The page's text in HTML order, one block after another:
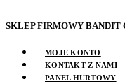
SKLEP FIRMOWY BANDIT
MOJE KONTO
KONTAKT Z NAMI
PANEL HURTOWY